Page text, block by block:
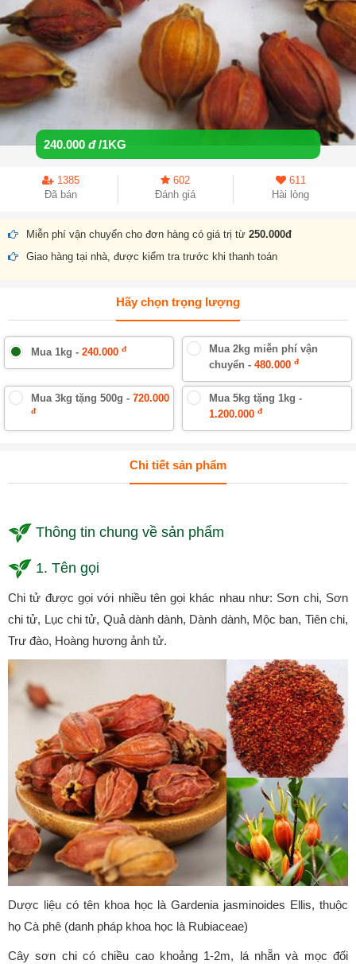
240.000 đ /1KG
1385
Đã bán
602
Đánh giá
611
Hài lòng
Miễn phí vận chuyển cho đơn hàng có giá trị từ 250.000đ
Giao hàng tại nhà, được kiểm tra trước khi thanh toán
Hãy chọn trọng lượng
Mua 1kg - 240.000 đ
Mua 2kg miễn phí vận
chuyển - 480.000 đ
Mua 3kg tặng 500g - 720.000
đ
Mua 5kg tặng 1kg -
1.200.000 đ
Chi tiết sản phẩm
Thông tin chung về sản phẩm
1. Tên gọi
Chi tử được gọi với nhiều tên gọi khác nhau như: Sơn chi, Sơn
chi tử, Lục chi tử, Quả dành dành, Dành dành, Mộc ban, Tiên chi,
Trư đào, Hoàng hương ảnh tử.
Dược liệu có tên khoa học là Gardenia jasminoides Ellis, thuộc
họ Cà phê (danh pháp khoa học là Rubiaceae)
Cây sơn chi có chiều cao khoảng 1-2m, lá nhẵn và mọc đối